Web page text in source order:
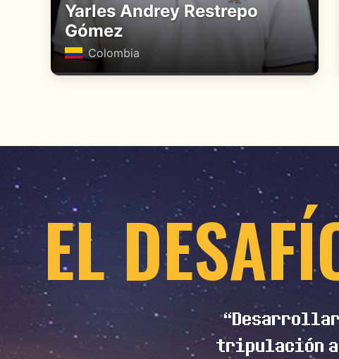
Yarles Andrey Restrepo
Gómez
Colombia
EL
“Desarrollar
tripulación